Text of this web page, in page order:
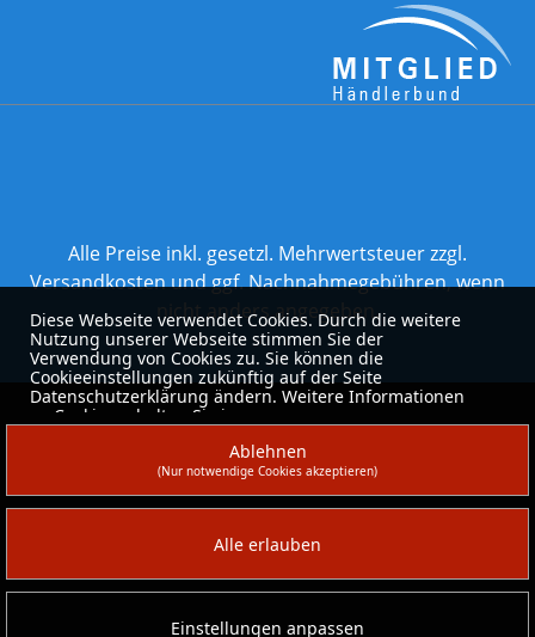
Alle Preise inkl. gesetzl. Mehrwertsteuer zzgl.
Versandkostenund ggf. Nachnahmegebühren, wenn
nicht anders angegeben.
Diese Webseite verwendet Cookies. Durch die weitere
Nutzung unserer Webseite stimmen Sie der
Verwendung von Cookies zu. Sie können die
Cookieeinstellungen zukünftig auf der Seite
Datenschutzerklärung ändern. Weitere Informationen
zu Cookies erhalten Sie in unserer
Ablehnen
(Nur notwendige Cookies akzeptieren)
Alle erlauben
Einstellungen anpassen